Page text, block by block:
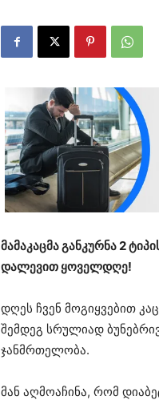
მამაკაცმა განკურნა 2
დალევით ყოველდღე!
დღეს ჩვენ მოგიყვებით
შემდეგ სრულიად
ჯანმრთელობა.
მან აღმოაჩინა, რომ